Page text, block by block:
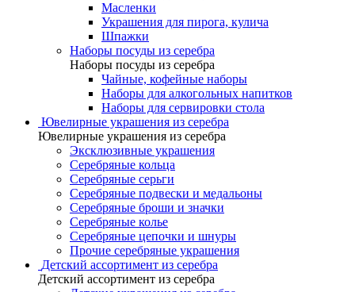
Масленки
Украшения для пирога, кулича
Шпажки
Наборы посуды из серебра
Наборы посуды из серебра
Чайные, кофейные наборы
Наборы для алкогольных напитков
Наборы для сервировки стола
Ювелирные украшения из серебра
Ювелирные украшения из серебра
Эксклюзивные украшения
Серебряные кольца
Серебряные серьги
Серебряные подвески и медальоны
Серебряные броши и значки
Серебряные колье
Серебряные цепочки и шнуры
Прочие серебряные украшения
Детский ассортимент из серебра
Детский ассортимент из серебра